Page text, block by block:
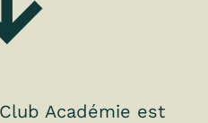
Académie est